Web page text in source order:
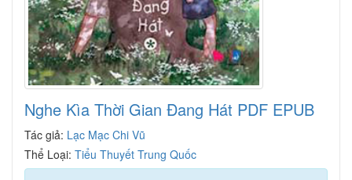
Nghe Kìa Thời Gian Đang Hát PDF EPUB
Tác giả: Lạc Mạc Chi Vũ
Thể Loại: Tiểu Thuyết Trung Quốc